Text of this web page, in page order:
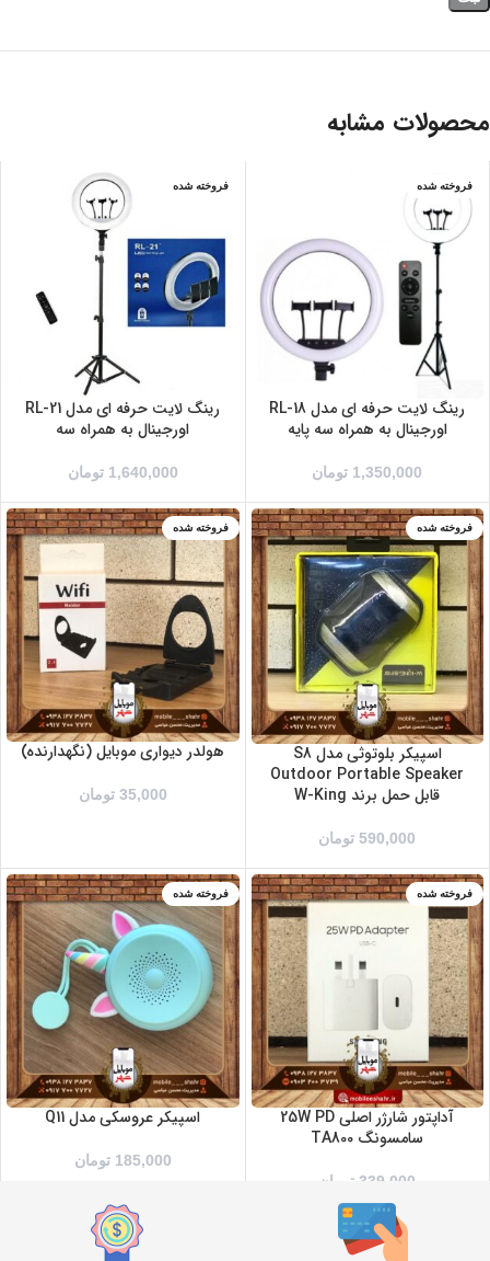
محصولات مشابه
فروخته شده
رینگ لایت حرفه ای مدل RL-18
اورجینال به همراه سه پایه
1,350,000 تومان
فروخته شده
رینگ لایت حرفه ای مدل RL-21
اورجینال به همراه سه
1,640,000 تومان
فروخته شده
اسپیکر بلوتوثی مدل S8
Outdoor Portable Speaker
قابل حمل برند W-King
590,000 تومان
فروخته شده
هولدر دیواری موبایل (نگهدارنده)
35,000 تومان
فروخته شده
سفید
مشکی
آداپتور شارژر اصلی 25W PD
سامسونگ TA800
339,000 تومان
فروخته شده
اسپیکر عروسکی مدل Q11
185,000 تومان